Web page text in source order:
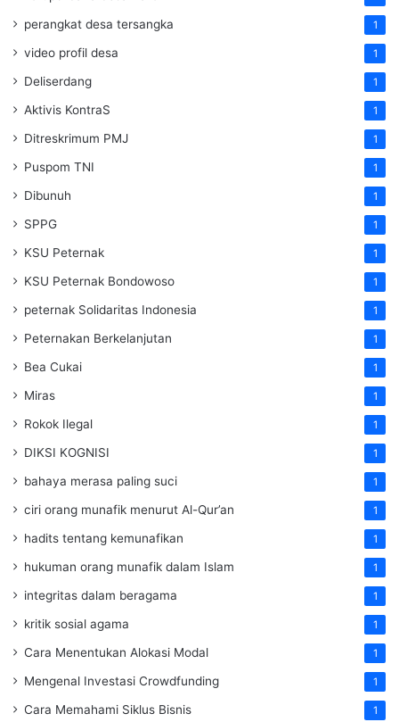
perangkat desa tersangka 1
video profil desa 1
Deliserdang 1
Aktivis KontraS 1
Ditreskrimum PMJ 1
Puspom TNI 1
Dibunuh 1
SPPG 1
KSU Peternak 1
KSU Peternak Bondowoso 1
peternak Solidaritas Indonesia 1
Peternakan Berkelanjutan 1
Bea Cukai 1
Miras 1
Rokok Ilegal 1
DIKSI KOGNISI 1
bahaya merasa paling suci 1
ciri orang munafik menurut Al-Qur’an 1
hadits tentang kemunafikan 1
hukuman orang munafik dalam Islam 1
integritas dalam beragama 1
kritik sosial agama 1
Cara Menentukan Alokasi Modal 1
Mengenal Investasi Crowdfunding 1
Cara Memahami Siklus Bisnis 1